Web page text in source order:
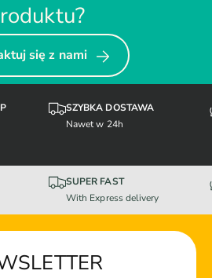
się z nami
SZYBKA DOSTAWA
Nawet w 24h
SUPER FAST
With Express delivery